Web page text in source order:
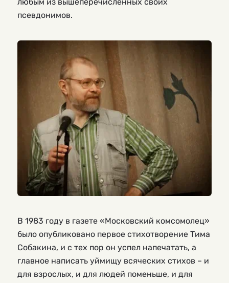
псевдонимов.
В 1983 году в газете «Московский комсомолец»
было опубликовано первое стихотворение Тима
Собакина, и с тех пор он успел напечатать, а
главное написать уймищу всяческих стихов – и
для взрослых, и для людей поменьше, и для